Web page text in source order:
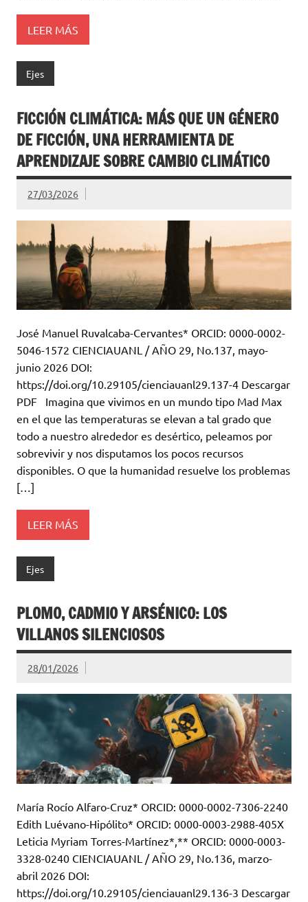
LEER MÁS
Ejes
FICCIÓN CLIMÁTICA: MÁS QUE UN GÉNERO
DE FICCIÓN, UNA HERRAMIENTA DE
APRENDIZAJE SOBRE CAMBIO CLIMÁTICO
27/03/2026
José Manuel Ruvalcaba-Cervantes* ORCID: 0000-0002-
5046-1572 CIENCIAUANL / AÑO 29, No.137, mayo-
junio 2026 DOI:
https://doi.org/10.29105/cienciauanl29.137-4 Descargar
PDF Imagina que vivimos en un mundo tipo Mad Max
en el que las temperaturas se elevan a tal grado que
todo a nuestro alrededor es desértico, peleamos por
sobrevivir y nos disputamos los pocos recursos
disponibles. O que la humanidad resuelve los problemas
[…]
LEER MÁS
Ejes
PLOMO, CADMIO Y ARSÉNICO: LOS
VILLANOS SILENCIOSOS
28/01/2026
María Rocío Alfaro-Cruz* ORCID: 0000-0002-7306-2240
Edith Luévano-Hipólito* ORCID: 0000-0003-2988-405X
Leticia Myriam Torres-Martínez*,** ORCID: 0000-0003-
3328-0240 CIENCIAUANL / AÑO 29, No.136, marzo-
abril 2026 DOI:
https://doi.org/10.29105/cienciauanl29.136-3 Descargar